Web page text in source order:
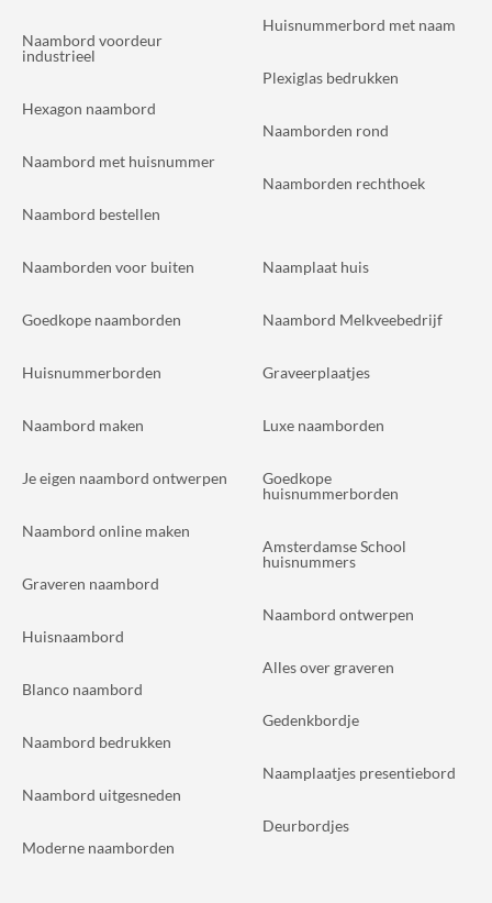
Naambord voordeur
industrieel
Hexagon naambord
Naambord met huisnummer
Naambord bestellen
Huisnummerbord met naam
Plexiglas bedrukken
Naamborden rond
Naamborden rechthoek
Naamborden voor buiten
Goedkope naamborden
Huisnummerborden
Naambord maken
Je eigen naambord ontwerpen
Naambord online maken
Graveren naambord
Huisnaambord
Blanco naambord
Naambord bedrukken
Naambord uitgesneden
Moderne naamborden
Naamplaat huis
Naambord Melkveebedrijf
Graveerplaatjes
Luxe naamborden
Goedkope
huisnummerborden
Amsterdamse School
huisnummers
Naambord ontwerpen
Alles over graveren
Gedenkbordje
Naamplaatjes presentiebord
Deurbordjes